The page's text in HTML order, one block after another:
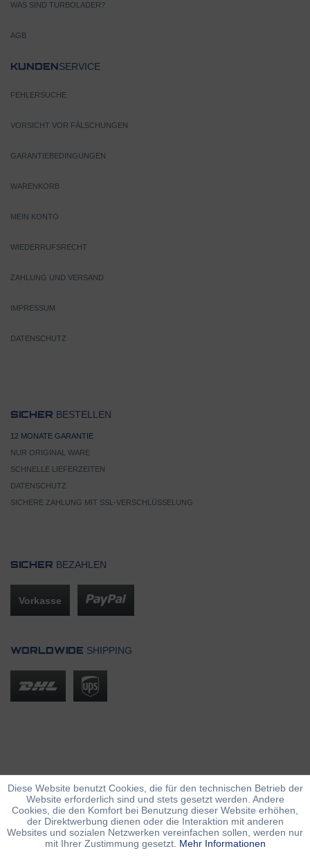
WAS SIND TURBOLADER?
AGB
KUNDENSERVICE
FEHLERSUCHE
VORSICHT VOR FÄLSCHUNGEN
GARANTIEBEDINGUNGEN
WARENKORB
MEIN KONTO
WIEDERRUFSRECHT
ZAHLUNG UND VERSAND
IMPRESSUM
DATENSCHUTZ
SICHER BESTELLEN
12 MONATE GARANTIE
NUR ORIGINAL WARE
SCHNELLE LIEFERZEITEN
DATENSCHUTZ
SICHERE ZAHLUNG MIT SSL-VERSCHLÜSSELUNG
SICHER BEZAHLEN
Vorkasse
WORLDWIDE SHIPPING
Diese Website benutzt Cookies, die für den technischen Betrieb der
Website erforderlich sind und stets gesetzt werden. Andere
Cookies, die den Komfort bei Benutzung dieser Website erhöhen,
der Direktwerbung dienen oder die Interaktion mit anderen
Websites und sozialen Netzwerken vereinfachen sollen, werden nur
mit Ihrer Zustimmung gesetzt. Mehr Informationen